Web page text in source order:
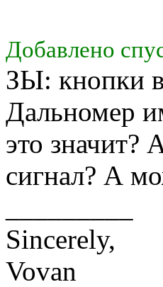
Добавлено
ЗЫ: кнопки
Дальномер
это значит?
сигнал? А
Sincerely,
Vovan